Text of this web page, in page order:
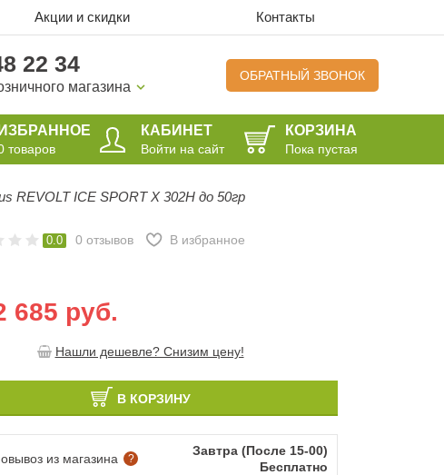
Акции и скидки Контакты
22 34
магазина
ОБРАТНЫЙ ЗВОНОК
ИЗБРАННОЕ
товаров
КАБИНЕТ
Войти на сайт
КОРЗИНА
Пока пустая
REVOLT ICE SPORT X 302H до 50гр
0.0 0 отзывов В избранное
685 руб.
Нашли дешевле? Снизим цену!
В КОРЗИНУ
из магазина ?
Завтра (После 15-00)
Бесплатно